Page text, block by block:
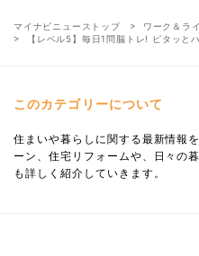
マイナビニューストップ ワーク＆ラ
【レベル5】毎日1問脳トレ! ピタッと
このカテゴリーについて
住まいや暮らしに関する最新情報
ーン、住宅リフォームや、日々の
も詳しく紹介していきます。